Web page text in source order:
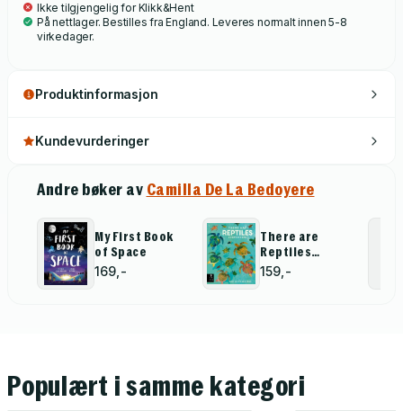
Ikke tilgjengelig for Klikk&Hent
På nettlager. Bestilles fra England. Leveres normalt innen 5-8
virkedager.
Produktinformasjon
Kundevurderinger
Andre bøker av Camilla De La Bedoyere
My First Book
of Space
169,-
There are
Reptiles
Everywhere
159,-
Populært i samme kategori